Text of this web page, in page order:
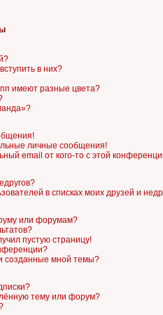
в них?
имеют разные цвета?
личные сообщения!
email от кого-то с этой
в списках моих друзей и
или форумам?
пустую страницу!
созданные мной темы?
тему или форум?